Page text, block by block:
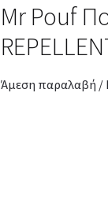
Mr Pouf
Άμεση παραλαβή /